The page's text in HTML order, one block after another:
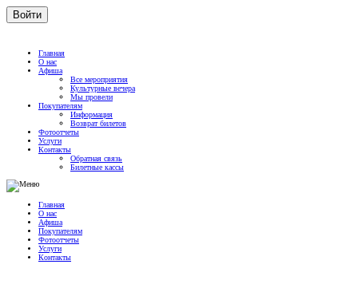
Главная
О нас
Афиша
Все мероприятия
Культурные вечера
Мы провели
Покупателям
Информация
Возврат билетов
Фотоотчеты
Услуги
Контакты
Обратная связь
Билетные кассы
Главная
О нас
Афиша
Покупателям
Фотоотчеты
Услуги
Контакты